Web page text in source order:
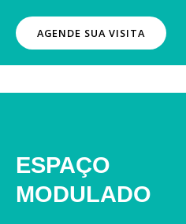
AGENDE SUA VISITA
ESPAÇO
MODULADO